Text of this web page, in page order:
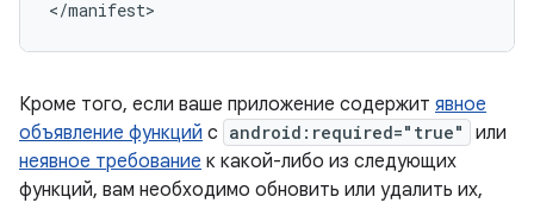
Кроме того, если ваше приложение содержит явное
объявление функций с android:required="true"
или
неявное требование к какой-либо из следующих
функций, вам необходимо обновить или удалить их,